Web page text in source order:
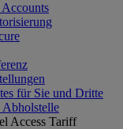
für Sie und Dritte
Abholstelle
Access Tariff